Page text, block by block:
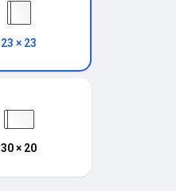
23 × 23
30 × 20